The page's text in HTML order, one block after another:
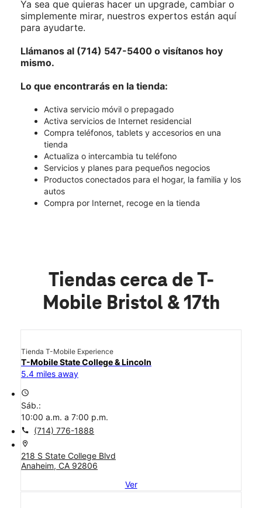
Ya sea que quieras hacer un upgrade, cambiar o
simplemente mirar, nuestros expertos están aquí
para ayudarte.
Llámanos al (714) 547-5400 o visítanos hoy
mismo.
Lo que encontrarás en la tienda:
Activa servicio móvil o prepagado
Activa servicios de Internet residencial
Compra teléfonos, tablets y accesorios en una
tienda
Actualiza o intercambia tu teléfono
Servicios y planes para pequeños negocios
Productos conectados para el hogar, la familia y los
autos
Compra por Internet, recoge en la tienda
Tiendas cerca de T-
Mobile Bristol & 17th
Tienda T-Mobile Experience
T-Mobile State College & Lincoln
5.4 miles away
access_time
Sáb.:
10:00 a.m. a 7:00 p.m.
call (714) 776-1888
location_on
218 S State College Blvd
Anaheim, CA 92806
Ver